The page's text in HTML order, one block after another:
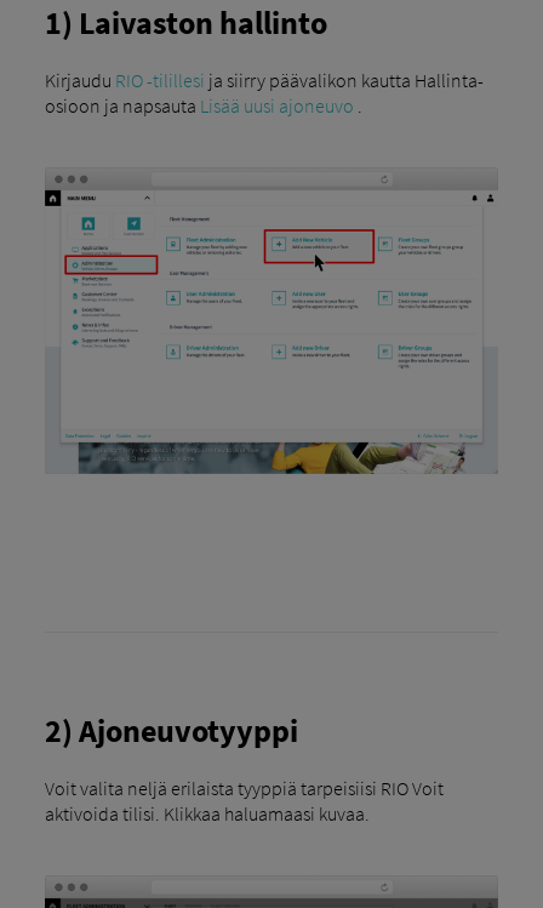
1) Laivaston hallinto
Kirjaudu RIO -tilillesi ja siirry päävalikon kautta Hallinta-
osioon ja napsauta Lisää uusi ajoneuvo .
2) Ajoneuvotyyppi
Voit valita neljä erilaista tyyppiä tarpeisiisi RIO Voit
aktivoida tilisi. Klikkaa haluamaasi kuvaa.